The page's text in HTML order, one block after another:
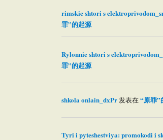
rimskie shtori s
罪”的起源
Rylonnie shtori s
罪”的起源
shkola onlain_dxPr发表在“原罪”
Tyri i pyteshestviya: promokodi i